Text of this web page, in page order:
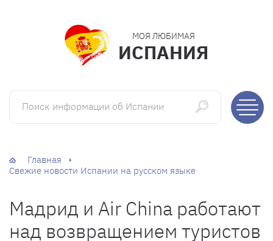
МОЯ ЛЮБИМАЯ
ИСПАНИЯ
Поиск информации об Испании
Главная
Свежие новости Испании на русском языке
Мадрид и Air China работают
над возвращением туристов